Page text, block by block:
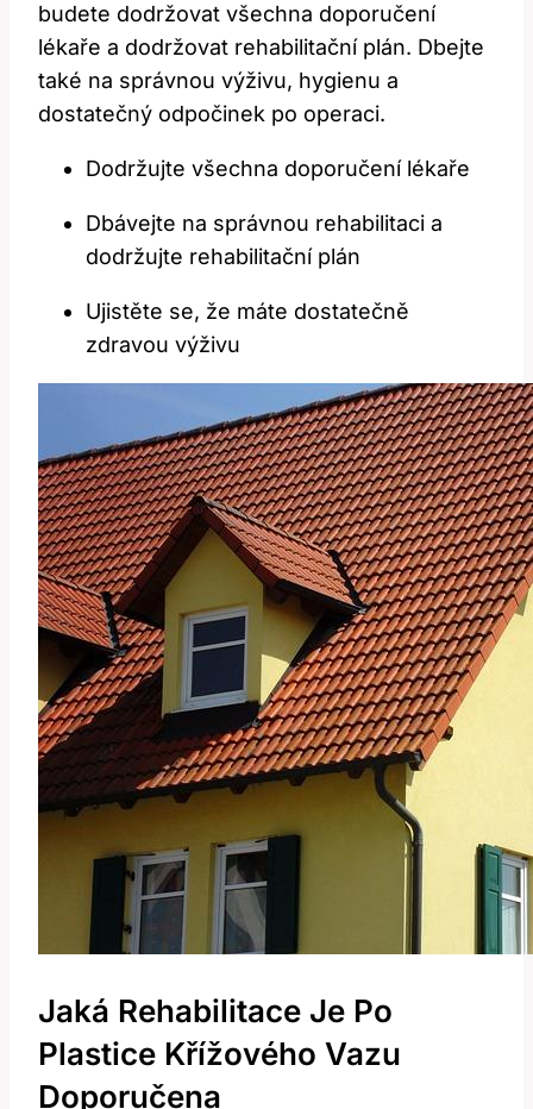
budete dodržovat všechna doporučení
lékaře a dodržovat rehabilitační plán. Dbejte
také na správnou výživu, hygienu a
dostatečný odpočinek po operaci.
Dodržujte všechna doporučení lékaře
Dbávejte na správnou rehabilitaci a
dodržujte rehabilitační plán
Ujistěte se, že máte dostatečně
zdravou výživu
Jaká Rehabilitace Je Po
Plastice Křížového Vazu
Doporučena